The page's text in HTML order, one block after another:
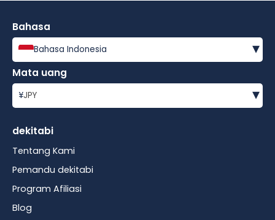
Bahasa
Bahasa Indonesia ▾
Mata uang
¥JPY ▾
dekitabi
Tentang Kami
Pemandu dekitabi
Program Afiliasi
Blog